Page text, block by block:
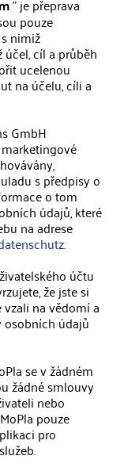
" je přeprava
pouze
nimiž
cíl a průběh
ucelenou
na účelu, cíli a
GmbH
s předpisy o
o tom
údajů, které
na adrese
účtu
že jste si
na vědomí a
osobních údajů
se v žádném
žádné smlouvy
nebo
pouze
pro